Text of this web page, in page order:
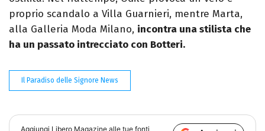
proprio scandalo a Villa Guarnieri, mentre Marta,
alla Galleria Moda Milano, incontra una stilista che
ha un passato intrecciato con Botteri.
Il Paradiso delle Signore News
Aggiungi Libero Magazine alle tue fonti